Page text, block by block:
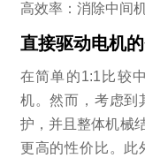
高效率：消除中间
直接驱动电机
在简单的1:1比较
机。然而，考虑到
护，并且整体机械
更高的性价比。此